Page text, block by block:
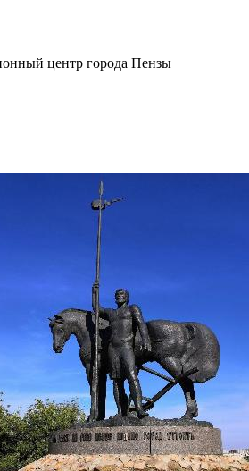
центр города Пензы